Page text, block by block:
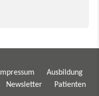
Impressum
Ausbildung
Newsletter Patienten